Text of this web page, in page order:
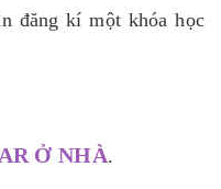
đăng kí một khóa học
Ở NHÀ.